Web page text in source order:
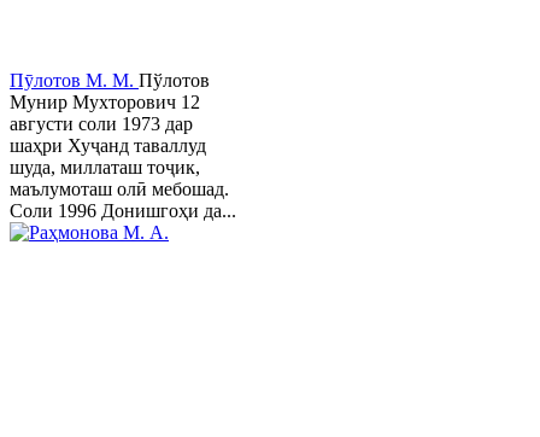
Пӯлотов М. М. Пўлотов
Мунир Мухторович 12
августи соли 1973 дар
шаҳри Хуҷанд таваллуд
шуда, миллаташ тоҷик,
маълумоташ олӣ мебошад.
Соли 1996 Донишгоҳи да...